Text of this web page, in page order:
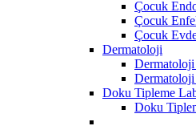
Çocuk
Çocuk
Çocuk
Dermatoloji
Doku Tipleme
Doku